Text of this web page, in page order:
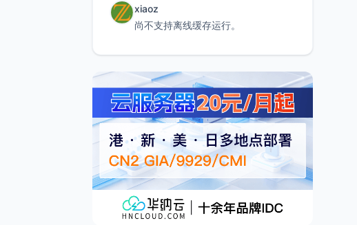
xiaoz
尚不支持离线缓存运行。